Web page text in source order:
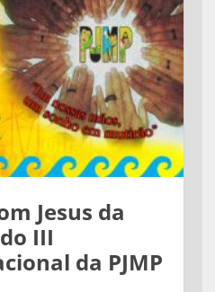
Jesus da
III
da PJMP